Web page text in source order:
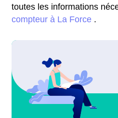
toutes les informations
compteur à La Force .